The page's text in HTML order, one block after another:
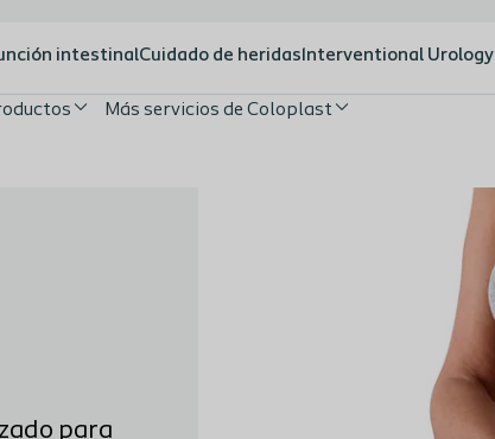
intestinalCuidado de heridas Interventional Urology
Más servicios de Coloplast
para